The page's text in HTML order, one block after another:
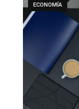
ECONOMÍA